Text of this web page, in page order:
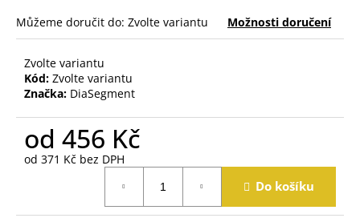
Můžeme doručit do: Zvolte variantu Možnosti doručení
Zvolte variantu
Kód: Zvolte variantu
Značka: DiaSegment
od 456 Kč
od 371 Kč bez DPH
Do košíku
j
e
m
e